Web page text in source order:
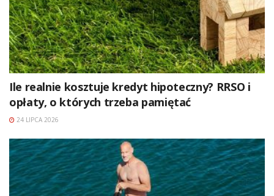
Ile realnie kosztuje kredyt hipoteczny? RRSO i
opłaty, o których trzeba pamiętać
24 LIPCA 2026